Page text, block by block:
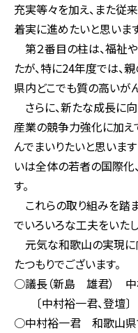
充実等々を加え、また従
着実に進めたいと思います
第２番目の柱は、福祉
たが、特に24年度では、
県内どこでも質の高いが
さらに、新たな成長に
産業の競争力強化に加え
んでまいりたいと思いま
いは全体の若者の国際化
す。
これらの取り組みを踏
でいろいろな工夫をいた
元気な和歌山の実現に
たつもりでございます。
○議長（新島 雄君） 中
〔中村裕一君、登壇〕
○中村裕一君 和歌山県で